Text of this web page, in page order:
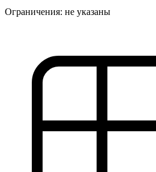
Ограничения: не указаны